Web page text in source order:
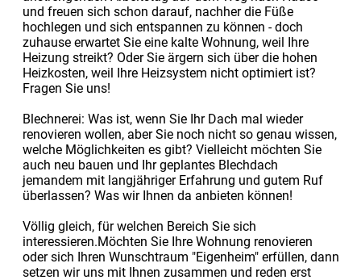
und freuen sich schon darauf, nachher die Füße
hochlegen und sich entspannen zu können - doch
zuhause erwartet Sie eine kalte Wohnung, weil Ihre
Heizung streikt? Oder Sie ärgern sich über die hohen
Heizkosten, weil Ihre Heizsystem nicht optimiert ist?
Fragen Sie uns!
Blechnerei: Was ist, wenn Sie Ihr Dach mal wieder
renovieren wollen, aber Sie noch nicht so genau wissen,
welche Möglichkeiten es gibt? Vielleicht möchten Sie
auch neu bauen und Ihr geplantes Blechdach
jemandem mit langjähriger Erfahrung und gutem Ruf
überlassen? Was wir Ihnen da anbieten können!
Völlig gleich, für welchen Bereich Sie sich
interessieren.Möchten Sie Ihre Wohnung renovieren
oder sich Ihren Wunschtraum "Eigenheim" erfüllen, dann
setzen wir uns mit Ihnen zusammen und reden erst